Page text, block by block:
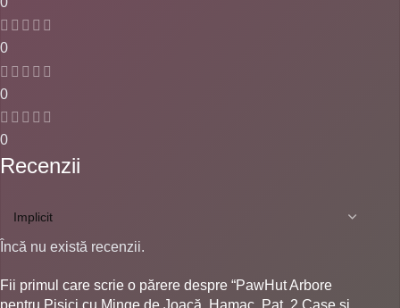
0
0
0
Recenzii
Încă nu există recenzii.
Fii primul care scrie o părere despre “PawHut Arbore
pentru Pisici cu Minge de Joacă, Hamac, Pat, 2 Case și